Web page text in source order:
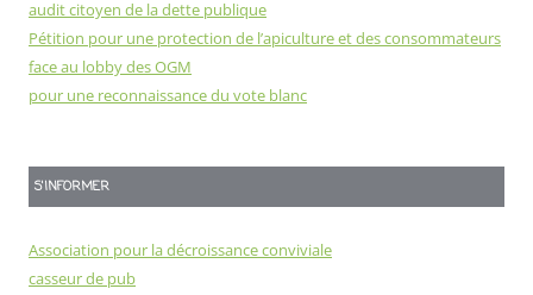
audit citoyen de la dette publique
Pétition pour une protection de l’apiculture et des consommateurs
face au lobby des OGM
pour une reconnaissance du vote blanc
S'INFORMER
Association pour la décroissance conviviale
casseur de pub